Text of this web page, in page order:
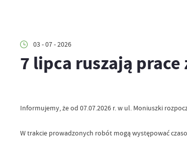
03 - 07 - 2026
7 lipca ruszają
Informujemy, że od 07.07.2026 r. w ul. Moniuszki
W trakcie prowadzonych robót mogą występować